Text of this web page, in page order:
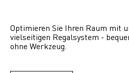
Optimieren Sie Ihren Raum mit
vielseitigen Regalsystem -
ohne Werkzeug.